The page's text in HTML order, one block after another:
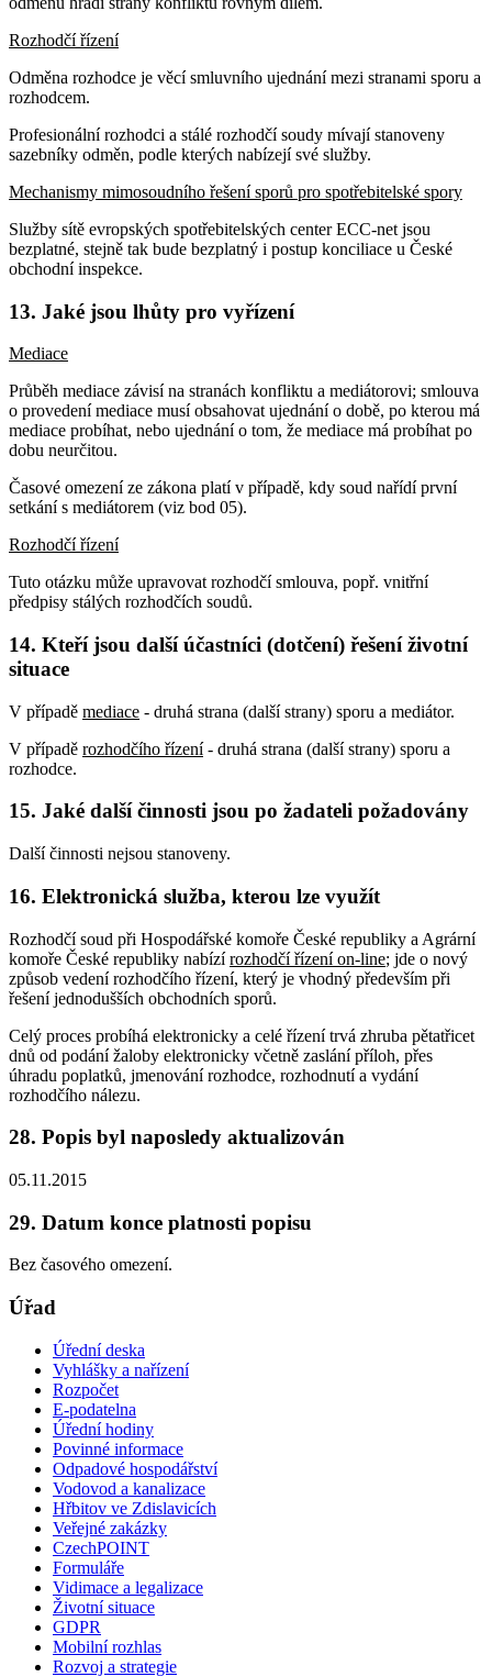
Rozhodčí řízení
Odměna rozhodce je věcí smluvního ujednání mezi stranami sporu a
rozhodcem.
Profesionální rozhodci a stálé rozhodčí soudy mívají stanoveny
sazebníky odměn, podle kterých nabízejí své služby.
Mechanismy mimosoudního řešení sporů pro spotřebitelské spory
Služby sítě evropských spotřebitelských center ECC-net jsou
bezplatné, stejně tak bude bezplatný i postup konciliace u České
obchodní inspekce.
13. Jaké jsou lhůty pro vyřízení
Mediace
Průběh mediace závisí na stranách konfliktu a mediátorovi; smlouva
o provedení mediace musí obsahovat ujednání o době, po kterou má
mediace probíhat, nebo ujednání o tom, že mediace má probíhat po
dobu neurčitou.
Časové omezení ze zákona platí v případě, kdy soud nařídí první
setkání s mediátorem (viz bod 05).
Rozhodčí řízení
Tuto otázku může upravovat rozhodčí smlouva, popř. vnitřní
předpisy stálých rozhodčích soudů.
14. Kteří jsou další účastníci (dotčení) řešení životní
situace
V případě mediace - druhá strana (další strany) sporu a mediátor.
V případě rozhodčího řízení- druhá strana (další strany) sporu a
rozhodce.
15. Jaké další činnosti jsou po žadateli požadovány
Další činnosti nejsou stanoveny.
16. Elektronická služba, kterou lze využít
Rozhodčí soud při Hospodářské komoře České republiky a Agrární
komoře České republiky nabízírozhodčí řízení on-line; jde o nový
způsob vedení rozhodčího řízení, který je vhodný především při
řešení jednodušších obchodních sporů.
Celý proces probíhá elektronicky a celé řízení trvá zhruba pětatřicet
dnů od podání žaloby elektronicky včetně zaslání příloh, přes
úhradu poplatků, jmenování rozhodce, rozhodnutí a vydání
rozhodčího nálezu.
28. Popis byl naposledy aktualizován
05.11.2015
29. Datum konce platnosti popisu
Bez časového omezení.
Úřad
Úřední deska
Vyhlášky a nařízení
Rozpočet
E-podatelna
Úřední hodiny
Povinné informace
Odpadové hospodářství
Vodovod a kanalizace
Hřbitov ve Zdislavicích
Veřejné zakázky
CzechPOINT
Formuláře
Vidimace a legalizace
Životní situace
GDPR
Mobilní rozhlas
Rozvoj a strategie